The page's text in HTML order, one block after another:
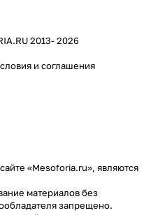
2013- 2026
и соглашения
«Mesoforia.ru», являются
материалов без
запрещено.